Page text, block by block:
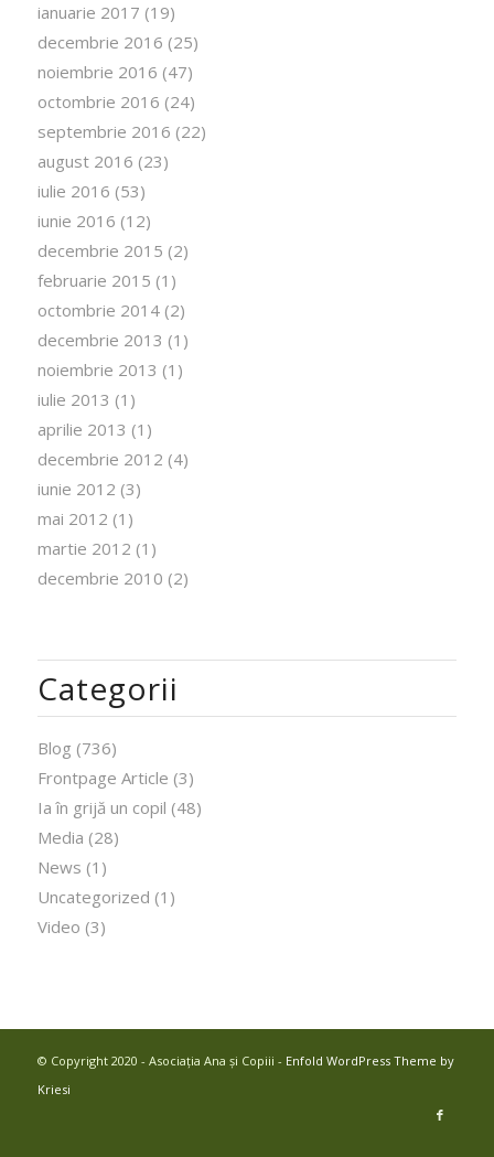
ianuarie 2017 (19)
decembrie 2016 (25)
noiembrie 2016 (47)
octombrie 2016 (24)
septembrie 2016 (22)
august 2016 (23)
iulie 2016 (53)
iunie 2016 (12)
decembrie 2015 (2)
februarie 2015 (1)
octombrie 2014(2)
decembrie 2013 (1)
noiembrie 2013 (1)
iulie 2013 (1)
aprilie 2013 (1)
decembrie 2012 (4)
iunie 2012 (3)
mai 2012 (1)
martie 2012 (1)
decembrie 2010 (2)
Categorii
Blog (736)
Frontpage Article (3)
Ia în grijă un copil (48)
Media (28)
News (1)
Uncategorized (1)
Video (3)
© Copyright 2020 - Asociația Ana și Copiii - Enfold WordPress Theme by
Kriesi